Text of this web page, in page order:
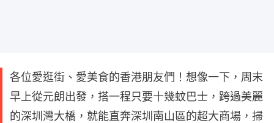
各位愛逛街、愛美食的香港朋友們！想像一下，周末
早上從元朗出發，搭一程只要十幾蚊巴士，跨過美麗
的深圳灣大橋，就能直奔深圳南山區的超大商場，掃